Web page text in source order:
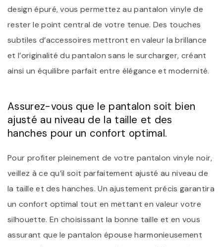
design épuré, vous permettez au pantalon vinyle de
rester le point central de votre tenue. Des touches
subtiles d’accessoires mettront en valeur la brillance
et l’originalité du pantalon sans le surcharger, créant
ainsi un équilibre parfait entre élégance et modernité.
Assurez-vous que le pantalon soit bien
ajusté au niveau de la taille et des
hanches pour un confort optimal.
Pour profiter pleinement de votre pantalon vinyle noir,
veillez à ce qu’il soit parfaitement ajusté au niveau de
la taille et des hanches. Un ajustement précis garantira
un confort optimal tout en mettant en valeur votre
silhouette. En choisissant la bonne taille et en vous
assurant que le pantalon épouse harmonieusement